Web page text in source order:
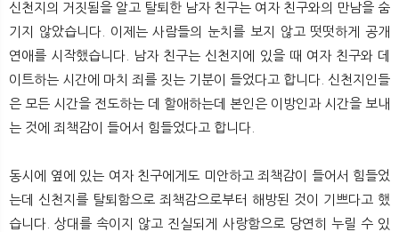
신천지의 거짓됨을 알고 탈퇴한 남자 친구는 여자 친구와의 만남을 숨
기지 않았습니다. 이제는 사람들의 눈치를 보지 않고 떳떳하게 공개
연애를 시작했습니다. 남자 친구는 신천지에 있을 때 여자 친구와 데
이트하는 시간에 마치 죄를 짓는 기분이 들었다고 합니다. 신천지인들
은 모든 시간을 전도하는 데 할애하는데 본인은 이방인과 시간을 보내
는 것에 죄책감이 들어서 힘들었다고 합니다.
동시에 옆에 있는 여자 친구에게도 미안하고 죄책감이 들어서 힘들었
는데 신천지를 탈퇴함으로 죄책감으로부터 해방된 것이 기쁘다고 했
습니다. 상대를 속이지 않고 진실되게 사랑함으로 당연히 누릴 수 있